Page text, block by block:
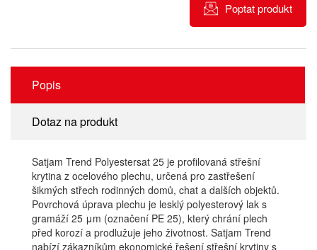
Poptat produkt
Popis
Dotaz na produkt
Satjam Trend Polyestersat 25 je profilovaná střešní
krytina z ocelového plechu, určená pro zastřešení
šikmých střech rodinných domů, chat a dalších objektů.
Povrchová úprava plechu je lesklý polyesterový lak s
gramáží 25 μm (označení PE 25), který chrání plech
před korozí a prodlužuje jeho životnost. Satjam Trend
nabízí zákazníkům ekonomické řešení střešní krytiny s